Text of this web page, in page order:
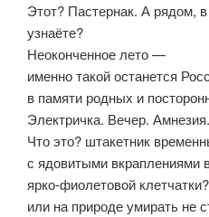
Этот? Пастернак. А рядом,
узнаёте?
Неоконченное лето —
именно такой останется
в памяти родных и
Электричка. Вечер. Амнезия.
Что это? штакетник
с ядовитыми вкраплениями
ярко-фиолетовой клетчатки?
или на природе умирать не